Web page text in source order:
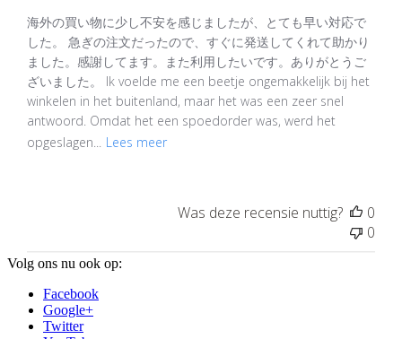
海外の買い物に少し不安を感じましたが、とても早い対応で
した。 急ぎの注文だったので、すぐに発送してくれて助かり
ました。感謝してます。また利用したいです。ありがとうご
ざいました。 Ik voelde me een beetje ongemakkelijk bij het
winkelen in het buitenland, maar het was een zeer snel
antwoord. Omdat het een spoedorder was, werd het
opgeslagen...
Lees meer
Was deze recensie nuttig?
0
0
Volg ons nu ook op:
Facebook
Google+
Twitter